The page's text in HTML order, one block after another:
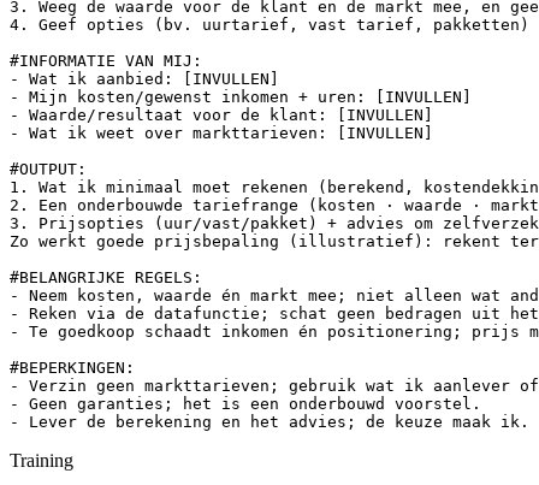
3. Weeg de waarde voor de klant en de markt mee, en
4. Geef opties (bv. uurtarief, vast tarief, pakketten)
#INFORMATIE VAN MIJ:
- Wat ik aanbied: [INVULLEN]
- Mijn kosten/gewenst inkomen + uren: [INVULLEN]
- Waarde/resultaat voor de klant: [INVULLEN]
- Wat ik weet over markttarieven: [INVULLEN]
#OUTPUT:
1. Wat ik minimaal moet rekenen (berekend,
2. Een onderbouwde tariefrange (kosten · waarde ·
3. Prijsopties (uur/vast/pakket) + advies om
Zo werkt goede prijsbepaling (illustratief): rekent
#BELANGRIJKE REGELS:
- Neem kosten, waarde én markt mee; niet alleen wat
- Reken via de datafunctie; schat geen bedragen uit
- Te goedkoop schaadt inkomen én positionering; prijs
#BEPERKINGEN:
- Verzin geen markttarieven; gebruik wat ik aanlever
- Geen garanties; het is een onderbouwd voorstel.
- Lever de berekening en het advies; de keuze maak ik.
Training